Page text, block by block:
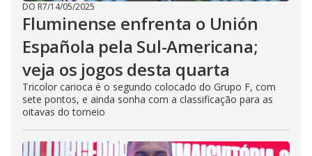
DO R7/14/05/2025
Fluminense enfrenta o Unión
Española pela Sul-Americana;
veja os jogos desta quarta
Tricolor carioca é o segundo colocado do Grupo F, com
sete pontos, e ainda sonha com a classificação para as
oitavas do torneio